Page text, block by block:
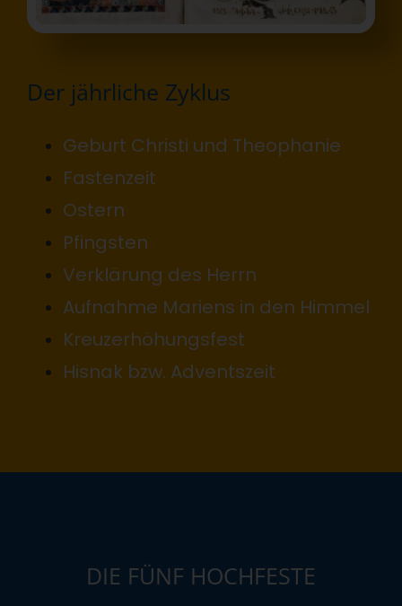
Der jährliche Zyklus
Geburt Christi und Theophanie
Fastenzeit
Ostern
Pfingsten
Verklärung des Herrn
Aufnahme Mariens in den Himmel
Kreuzerhöhungsfest
Hisnak bzw. Adventszeit
DIE FÜNF HOCHFESTE